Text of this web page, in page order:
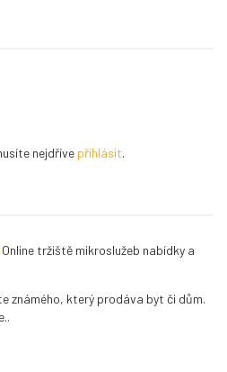
nejdříve přihlásit.
Online tržiště mikroslužeb nabídky a
známého, který prodáva byt či dům.